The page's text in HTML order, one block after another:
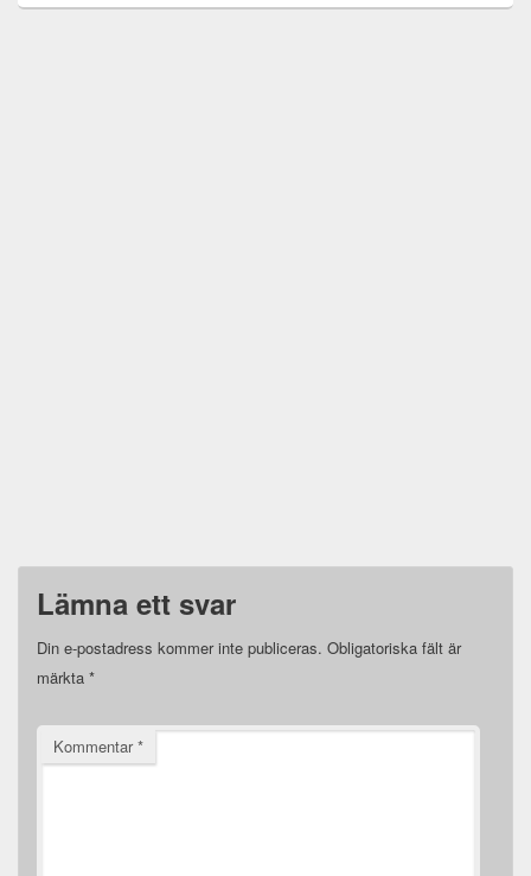
Lämna ett svar
Din e-postadress kommer inte publiceras. Obligatoriska fält är
märkta *
Kommentar*